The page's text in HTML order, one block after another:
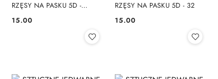
RZĘSY NA PASKU 5D -
Cena:
15.00
RZĘSY NA PASKU 5D - 32
Cena:
15.00